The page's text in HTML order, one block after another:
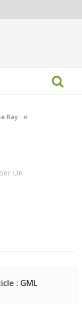
Ray »
Un
: GML